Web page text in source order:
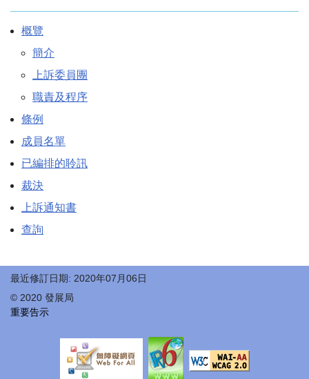
概覽
簡介
上訴委員團
職責及程序
條例
成員名單
已編排的聆訊
裁決
上訴通知書
查詢
最近修訂日期: 2020年07月06日
© 2020 發展局
重要告示